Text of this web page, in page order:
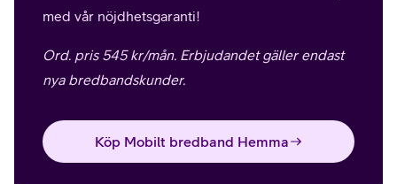
med vår nöjdhetsgaranti!
Ord. pris 545 kr/mån. Erbjudandet gäller endast
nya bredbandskunder.
Köp Mobilt bredband Hemma